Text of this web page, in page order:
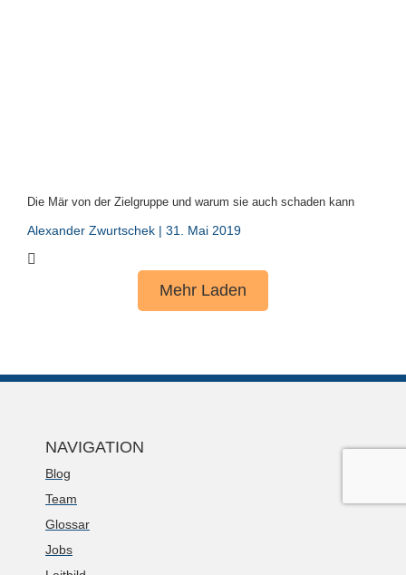
Die Mär von der Zielgruppe und warum sie auch schaden kann
Alexander Zwurtschek 31. Mai 2019
Mehr Laden
NAVIGATION
Blog
Team
Glossar
Jobs